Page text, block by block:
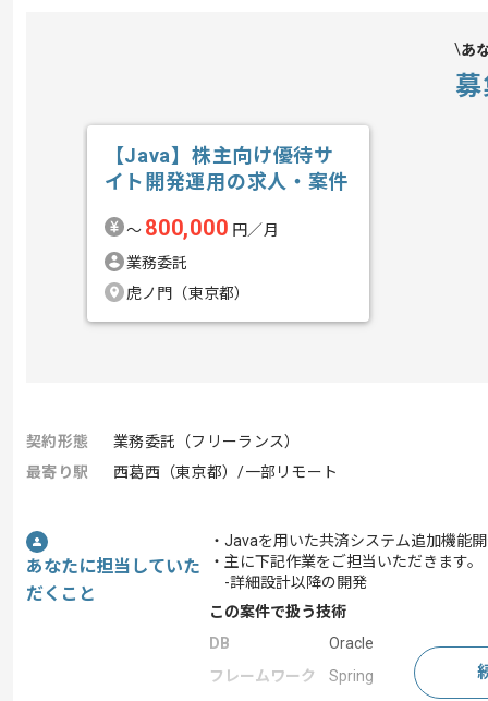
あ
【Java】株主向け優待サ
イト開発運用の求人・案件
〜 800,000 円／月
業務委託
虎ノ門（東京都）
契約形態
業務委託（フリーランス）
最寄り駅
西葛西（東京都）/一部リモート
あなたに担当していた
だくこと
・Javaを用いた共済システム追加機
・主に下記作業をご担当いただきます。
-詳細設計以降の開発
この案件で扱う技術
DB
Oracle
フレームワーク
Spring